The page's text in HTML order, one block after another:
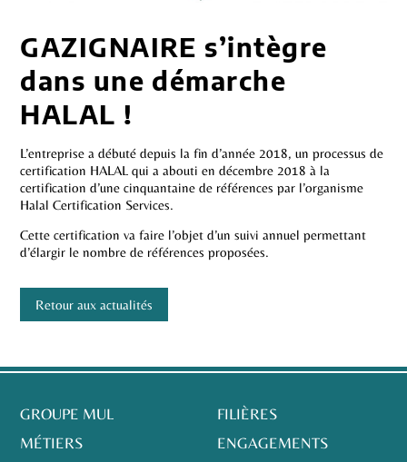
GAZIGNAIRE s’intègre
dans une démarche
HALAL !
L’entreprise a débuté depuis la fin d’année 2018, un processus de
certification HALAL qui a abouti en décembre 2018 à la
certification d’une cinquantaine de références par l’organisme
Halal Certification Services.
Cette certification va faire l’objet d’un suivi annuel permettant
d’élargir le nombre de références proposées.
Retour aux actualités
GROUPE MUL
MÉTIERS
FILIÈRES
ENGAGEMENTS